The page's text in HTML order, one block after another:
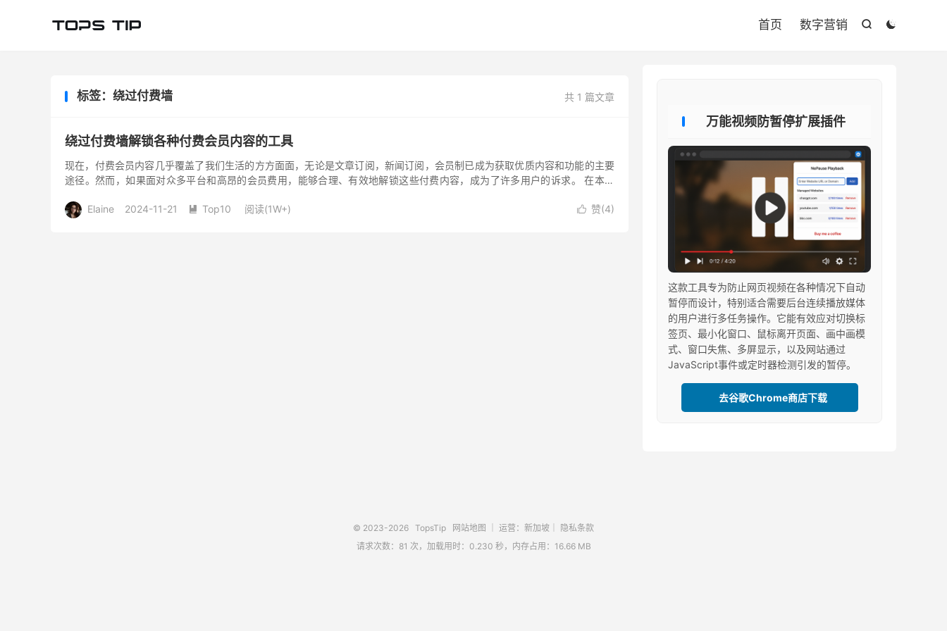


首页 数字营销
共 1 篇文章
标签：绕过付费墙
绕过付费墙解锁各种付费会员内容的工具
现在，付费会员内容几乎覆盖了我们生活的方方面面，无论是文章订阅，新闻订阅，会员制已成为获取优质内容和功能的主要
途径。然而，如果面对众多平台和高昂的会员费用，能够合理、有效地解锁这些付费内容，成为了许多用户的诉求。 在本文
 赞(4)
Elaine 2024-11-21  Top10 阅读(1W+)
万能视频防暂停扩展插件
这款工具专为防止网页视频在各种情况下自动
暂停而设计，特别适合需要后台连续播放媒体
的用户进行多任务操作。它能有效应对切换标
签页、最小化窗口、鼠标离开页面、画中画模
式、窗口失焦、多屏显示，以及网站通过
JavaScript事件或定时器检测引发的暂停。
去谷歌Chrome商店下载
© 2023-2026 TopsTip 网站地图 ｜ 运营：新加坡｜
隐私条款
请求次数：81 次，加载用时：0.230 秒，内存占用：16.66 MB